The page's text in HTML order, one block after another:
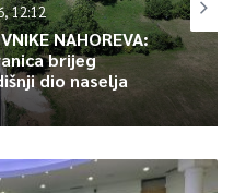
12:12
NAHOREVA:
brijeg
dio naselja